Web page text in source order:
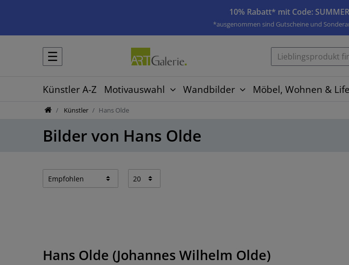
10% Rabatt* mit Code:
*ausgenommen sind Gutscheine und
☰
Künstler A-Z Motivauswahl Wandbilder Möbel, Wohnen &
Künstler Hans Olde
Bilder von Hans Olde
Hans Olde (Johannes Wilhelm Olde)